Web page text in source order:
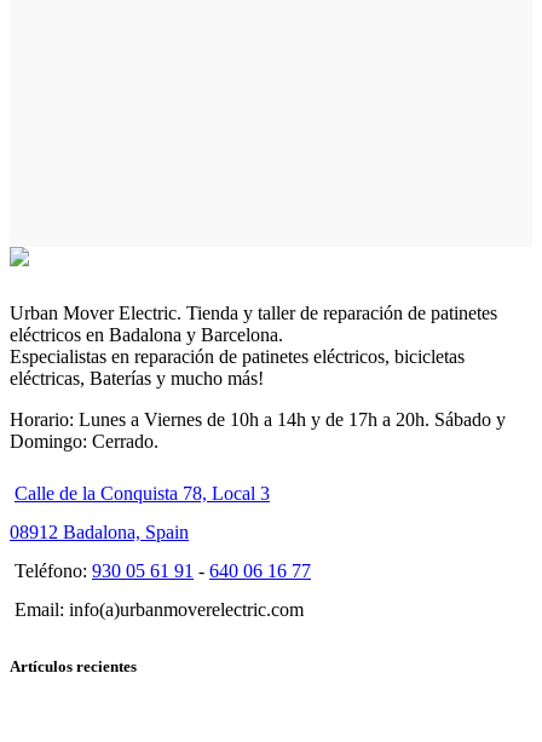
Urban Mover Electric. Tienda y taller de reparación de patinetes
eléctricos en Badalona y Barcelona.
Especialistas en reparación de patinetes eléctricos, bicicletas
eléctricas, Baterías y mucho más!
Horario: Lunes a Viernes de 10h a 14h y de 17h a 20h. Sábado y
Domingo: Cerrado.
Calle de la Conquista 78, Local 3
08912 Badalona, Spain
Teléfono: 930 05 61 91 - 640 06 16 77
Email: info(a)urbanmoverelectric.com
Artículos recientes